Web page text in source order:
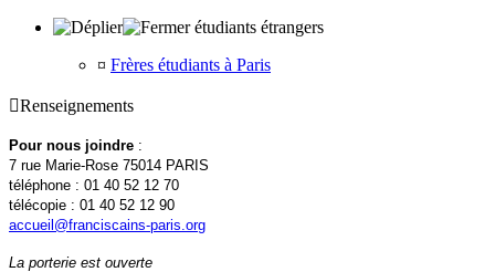
étudiants étrangers
¤ Frères étudiants à Paris
Renseignements
Pour nous joindre :
7 rue Marie-Rose 75014 PARIS
téléphone : 01 40 52 12 70
télécopie : 01 40 52 12 90
accueil@franciscains-paris.org
La porterie est ouverte